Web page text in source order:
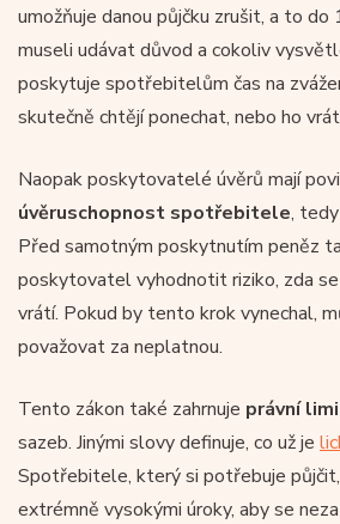
umožňuje danou půjčku zrušit, a to do
museli udávat důvod a cokoliv
poskytuje spotřebitelům čas na
skutečně chtějí ponechat, nebo ho
Naopak poskytovatelé úvěrů mají
úvěruschopnost spotřebitele,
Před samotným poskytnutím peněz
poskytovatel vyhodnotit riziko, zda se
vrátí. Pokud by tento krok vynechal,
považovat za neplatnou.
Tento zákon také zahrnuje právní
sazeb. Jinými slovy definuje, co už je
Spotřebitele, který si potřebuje
extrémně vysokými úroky, aby se